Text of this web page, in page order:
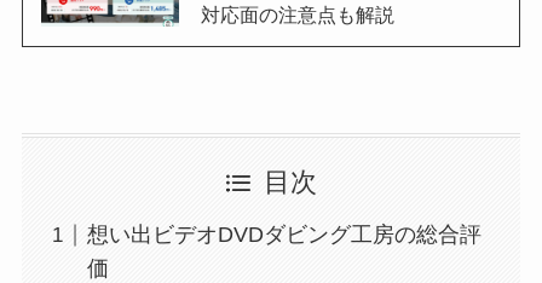
対応面の注意点も解説
目次
想い出ビデオDVDダビング工房の総合評
価